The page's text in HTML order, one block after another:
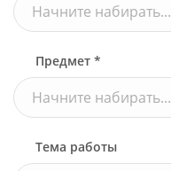
Начните набирать...
Предмет *
Начните набирать...
Тема работы